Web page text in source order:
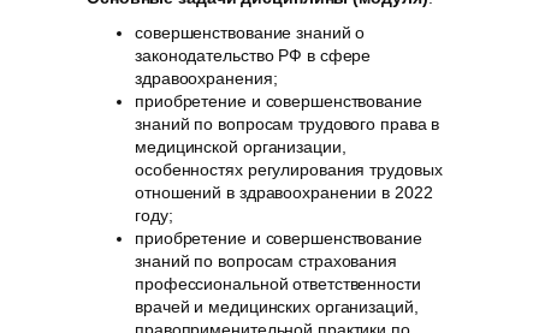
совершенствование знаний о
законодательство РФ в сфере
здравоохранения;
приобретение и совершенствование
знаний по вопросам трудового права в
медицинской организации,
особенностях регулирования трудовых
отношений в здравоохранении в 2022
году;
приобретение и совершенствование
знаний по вопросам страхования
профессиональной ответственности
врачей и медицинских организаций,